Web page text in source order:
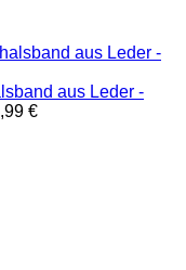
aus Leder -
€